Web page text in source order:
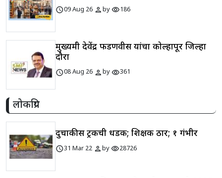
schedule09 Aug 26 personbyvisibility186
मुख्यमंत्री देवेंद्र फडणवीस यांचा कोल्हापूर जिल्हा
दौरा
schedule08 Aug 26 personbyvisibility361
लोकप्रिय
दुचाकीस ट्रकची धडक; शिक्षक ठार; १ गंभीर
schedule31 Mar 22 personbyvisibility28726